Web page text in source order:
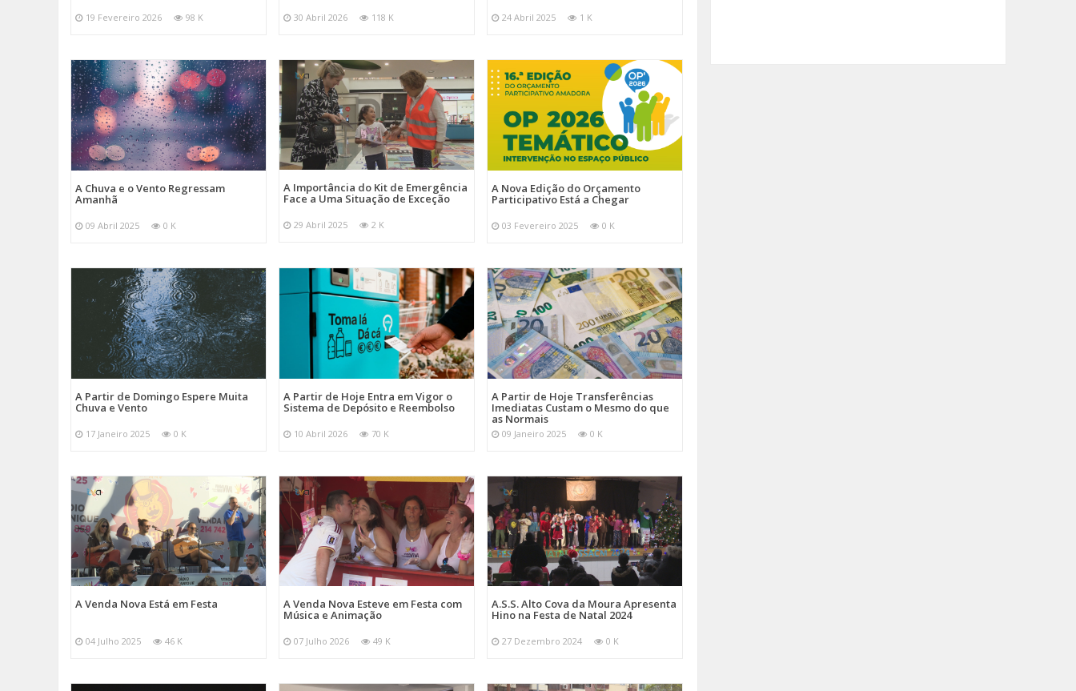
19 Fevereiro 2026 98 K 30 Abril 2026 118 K 24 Abril 2025 1 K
A Chuva e o Vento Regressam
Amanhã
09 Abril 2025 0 K
A Importância do Kit de Emergência
Face a Uma Situação de Exceção
29 Abril 2025 2 K
A Nova Edição do Orçamento
Participativo Está a Chegar
03 Fevereiro 2025 0 K
A Partir de Domingo Espere Muita
Chuva e Vento
17 Janeiro 2025 0 K
A Partir de Hoje Entra em Vigor o
Sistema de Depósito e Reembolso
10 Abril 2026 70 K
A Partir de Hoje Transferências
Imediatas Custam o Mesmo do que
as Normais
09 Janeiro 2025 0 K
A Venda Nova Está em Festa
04 Julho 2025 46 K
A Venda Nova Esteve em Festa com
Música e Animação
07 Julho 2026 49 K
A.S.S. Alto Cova da Moura Apresenta
Hino na Festa de Natal 2024
27 Dezembro 2024 0 K